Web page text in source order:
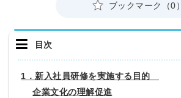
ブックマーク（0）
目次
1．新入社員研修を実施する目的
企業文化の理解促進